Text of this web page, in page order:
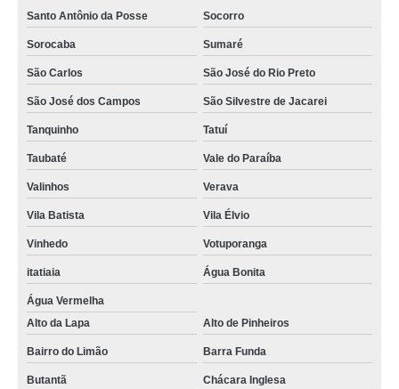
Santo Antônio da Posse Socorro
Sorocaba Sumaré
São Carlos São José do Rio Preto
São José dos Campos São Silvestre de Jacarei
Tanquinho Tatuí
Taubaté Vale do Paraíba
Valinhos Verava
Vila Batista Vila Élvio
Vinhedo Votuporanga
itatiaia Água Bonita
Água Vermelha
Alto da Lapa
Alto de Pinheiros
Bairro do Limão Barra Funda
Butantã Chácara Inglesa